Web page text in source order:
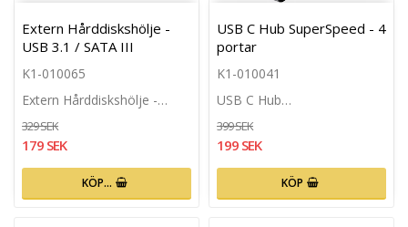
Lägg till i favoritlistan
Extern Hårddiskshölje -
USB 3.1 / SATA III
K1-010065
Extern Hårddiskshölje -…
329 SEK
179 SEK
KÖP…
USB C Hub SuperSpeed - 4
portar
K1-010041
USB C Hub…
399 SEK
199 SEK
KÖP